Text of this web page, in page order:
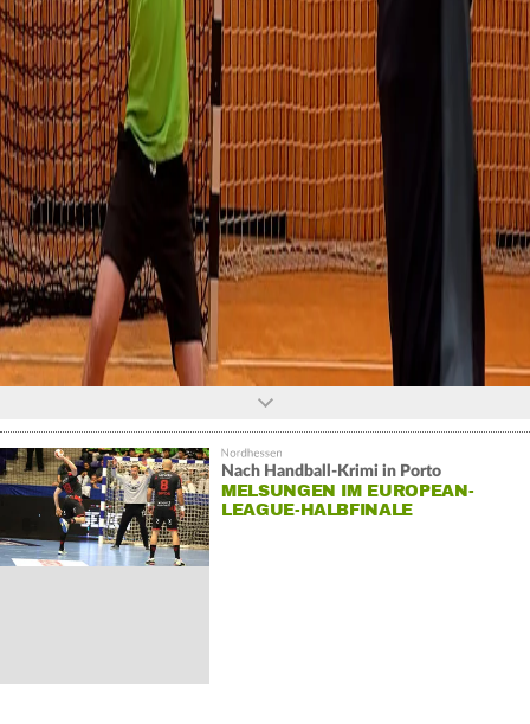
0
seconds
of
0
seconds
Nach Handball-Krimi in Porto
MELSUNGEN IM EUROPEAN-
LEAGUE-HALBFINALE